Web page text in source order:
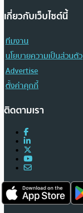
เกี่ยวกับเว็บไซต์นี้
ทีมงาน
นโยบายความเป็นส่วนตัว
Advertise
ตั้งค่าคุกกี้
ติดตามเรา